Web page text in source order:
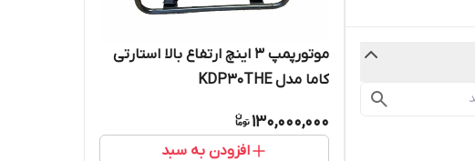
موتورپمپ 3 اینچ ارتفاع بالا استارتی
کاما مدل KDP30THE
130,000,000
افزودن به سبد